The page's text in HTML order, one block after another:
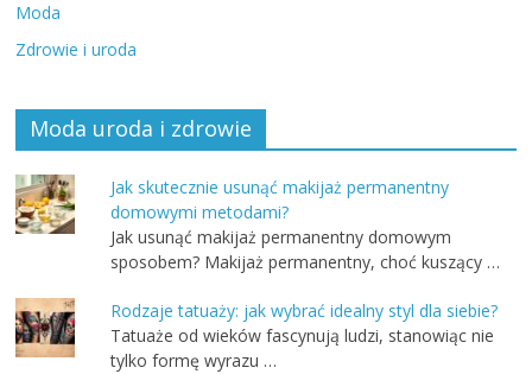
Moda
Zdrowie i uroda
Moda uroda i zdrowie
Jak skutecznie usunąć makijaż permanentny
domowymi metodami?
Jak usunąć makijaż permanentny domowym
sposobem? Makijaż permanentny, choć kuszący …
Rodzaje tatuaży: jak wybrać idealny styl dla siebie?
Tatuaże od wieków fascynują ludzi, stanowiąc nie
tylko formę wyrazu …